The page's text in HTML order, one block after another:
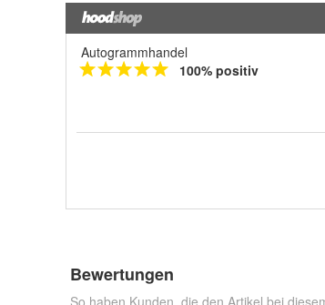
Autogrammhandel
100% positiv
Bewertungen
So haben Kunden, die den Artikel bei